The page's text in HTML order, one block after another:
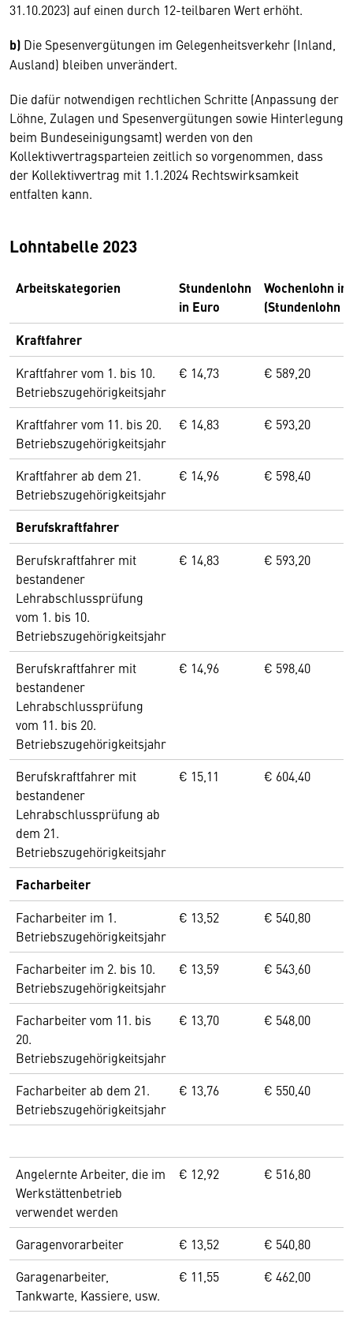
31.10.2023) auf einen durch 12-teilbaren Wert erhöht.
b) Die Spesenvergütungen im Gelegenheitsverkehr (Inland,
Ausland) bleiben unverändert.
Die dafür notwendigen rechtlichen Schritte (Anpassung der
Löhne, Zulagen und Spesenvergütungen sowie Hinterlegung
beim Bundeseinigungsamt) werden von den
Kollektivvertragsparteien zeitlich so vorgenommen, dass
der Kollektivvertrag mit 1.1.2024 Rechtswirksamkeit
entfalten kann.
Lohntabelle 2023
Arbeitskategorien
Stundenlohn
in Euro
Wochenlohn in
(Stundenlohn
Kraftfahrer
Kraftfahrer vom 1. bis 10.
Betriebszugehörigkeitsjahr
€ 14,73 € 589,20
Kraftfahrer vom 11. bis 20.
Betriebszugehörigkeitsjahr
€ 14,83 € 593,20
Kraftfahrer ab dem 21.
Betriebszugehörigkeitsjahr
€ 14,96 € 598,40
Berufskraftfahrer
Berufskraftfahrer mit
bestandener
Lehrabschlussprüfung
vom 1. bis 10.
Betriebszugehörigkeitsjahr
€ 14,83 € 593,20
Berufskraftfahrer mit
bestandener
Lehrabschlussprüfung
vom 11. bis 20.
Betriebszugehörigkeitsjahr
€ 14,96 € 598,40
Berufskraftfahrer mit
bestandener
Lehrabschlussprüfung ab
dem 21.
Betriebszugehörigkeitsjahr
€ 15,11 € 604,40
Facharbeiter
Facharbeiter im 1.
Betriebszugehörigkeitsjahr
€ 13,52 € 540,80
Facharbeiter im 2. bis 10.
Betriebszugehörigkeitsjahr
€ 13,59 € 543,60
Facharbeiter vom 11. bis
20.
Betriebszugehörigkeitsjahr
€ 13,70 € 548,00
Facharbeiter ab dem 21.
Betriebszugehörigkeitsjahr
€ 13,76 € 550,40
Angelernte Arbeiter, die im
Werkstättenbetrieb
verwendet werden
€ 12,92 € 516,80
Garagenvorarbeiter € 13,52
€ 540,80
Garagenarbeiter,
Tankwarte, Kassiere, usw.
€ 11,55 € 462,00